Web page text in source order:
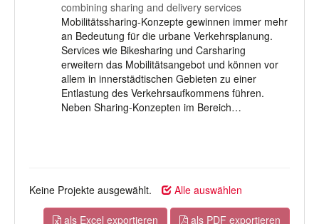
combining sharing and delivery services
Mobilitätssharing-Konzepte gewinnen immer mehr
an Bedeutung für die urbane Verkehrsplanung.
Services wie Bikesharing und Carsharing
erweitern das Mobilitätsangebot und können vor
allem in innerstädtischen Gebieten zu einer
Entlastung des Verkehrsaufkommens führen.
Neben Sharing-Konzepten im Bereich…
Keine Projekte ausgewählt. Alle auswählen
als Excel exportieren als PDF exportieren